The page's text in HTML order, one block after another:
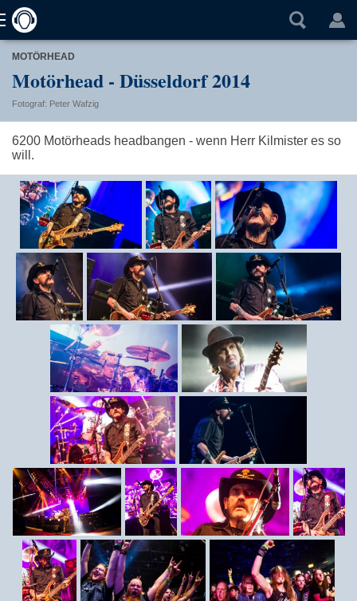
MOTÖRHEAD
Motörhead - Düsseldorf 2014
Fotograf: Peter Wafzig
6200 Motörheads headbangen - wenn Herr Kilmister es so
will.